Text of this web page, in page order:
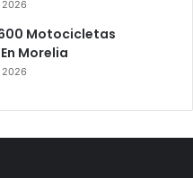
Motocicletas
Morelia